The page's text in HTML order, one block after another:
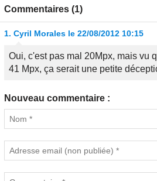
Commentaires (1)
1. Cyril Morales le 22/08/2012 10:15
Oui, c'est pas mal 20Mpx, mais vu
41 Mpx, ça serait une petite
Nouveau commentaire :